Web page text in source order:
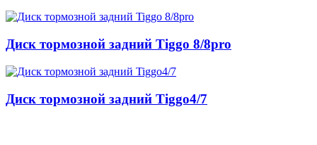
Диск тормозной задний Tiggo 8/8pro
Диск тормозной задний Tiggo4/7